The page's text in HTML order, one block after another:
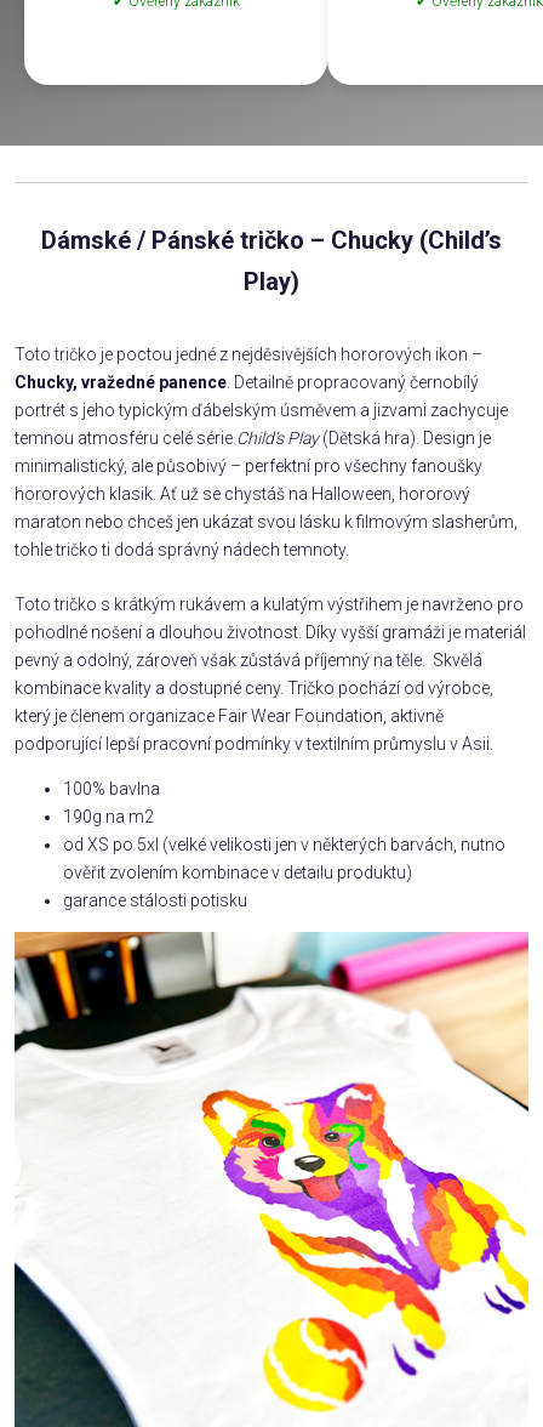
Dámské / Pánské tričko – Chucky (Child’s
Play)
Toto tričko je poctou jedné z nejděsivějších hororových ikon –
Chucky, vražedné panence. Detailně propracovaný černobílý
portrét s jeho typickým ďábelským úsměvem a jizvami zachycuje
temnou atmosféru celé série Child’s Play(Dětská hra). Design je
minimalistický, ale působivý – perfektní pro všechny fanoušky
hororových klasik. Ať už se chystáš na Halloween, hororový
maraton nebo chceš jen ukázat svou lásku k filmovým slasherům,
tohle tričko ti dodá správný nádech temnoty.
Toto tričko s krátkým rukávem a kulatým výstřihem je navrženo pro
pohodlné nošení a dlouhou životnost. Díky vyšší gramáži je materiál
pevný a odolný, zároveň však zůstává příjemný na těle. Skvělá
kombinace kvality a dostupné ceny. Tričko pochází od výrobce,
který je členem organizace Fair Wear Foundation, aktivně
podporující lepší pracovní podmínky v textilním průmyslu v Asii.
100% bavlna
190g na m2
od XS po 5xl (velké velikosti jen v některých barvách, nutno
ověřit zvolením kombinace v detailu produktu)
garance stálosti potisku